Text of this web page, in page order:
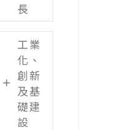
長
工業
化、
創新
及基
礎建
設